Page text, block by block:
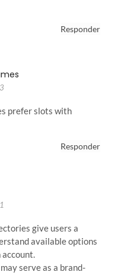
Responder
prefer slots with
Responder
give users a
available options
serve as a brand-